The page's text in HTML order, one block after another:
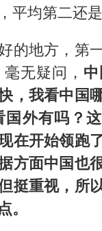
平均第二还是
的地方，第
毫无疑问，
，我看中国
国外有吗？
在开始领跑
方面中国也
挺重视，所
。